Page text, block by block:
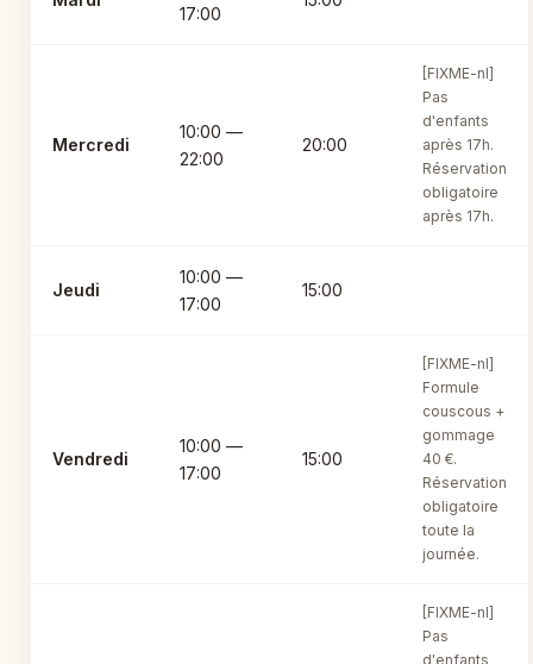
17:00
Mercredi
10:00 —
22:00
20:00
[FIXME-nl]
Pas
d'enfants
après 17h.
Réservation
obligatoire
après 17h.
Jeudi
10:00 —
17:00
15:00
Vendredi
10:00 —
17:00
15:00
[FIXME-nl]
Formule
couscous +
gommage
40 €.
Réservation
obligatoire
toute la
journée.
[FIXME-nl]
Pas
d'enfants